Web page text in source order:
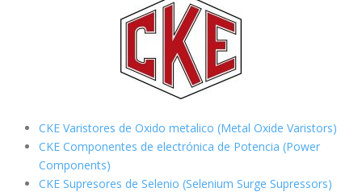
CKE Varistores de Oxido metalico (Metal Oxide Varistors)
CKE Componentes de electrónica de Potencia (Power
Components)
CKE Supresores de Selenio (Selenium Surge Supressors)